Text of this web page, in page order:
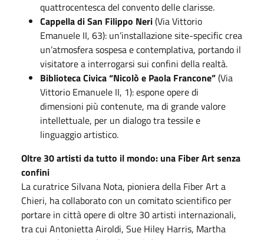
quattrocentesca del convento delle clarisse.
Cappella di San Filippo Neri(Via Vittorio
Emanuele II, 63): un’installazione site-specific crea
un’atmosfera sospesa e contemplativa, portando il
visitatore a interrogarsi sui confini della realtà.
Biblioteca Civica “Nicolò e Paola Francone”(Via
Vittorio Emanuele II, 1): espone opere di
dimensioni più contenute, ma di grande valore
intellettuale, per un dialogo tra tessile e
linguaggio artistico.
Oltre 30 artisti da tutto il mondo: una Fiber Art senza
confini
La curatrice Silvana Nota, pioniera della Fiber Art a
Chieri, ha collaborato con un comitato scientifico per
portare in città opere di oltre 30 artisti internazionali,
tra cui Antonietta Airoldi, Sue Hiley Harris, Martha